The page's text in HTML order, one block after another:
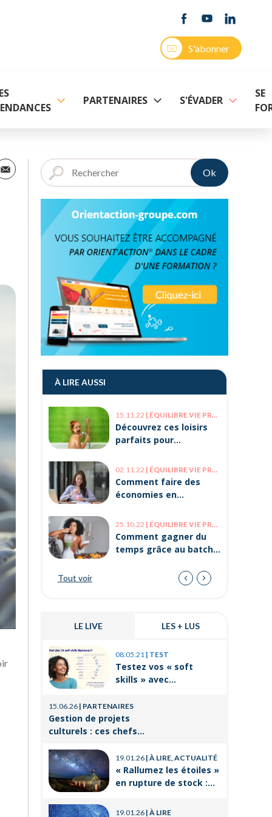
S'abonner
PARTENAIRES S'ÉVADER
SE
Ok
À LIRE AUSSI
15.11.22 | ÉQUILIBRE VIE PRO / VIE PERSO
Découvrez ces loisirs
parfaits pour
travail !
02.11.22 | ÉQUILIBRE VIE PRO / VIE PERSO
Comment faire des
économies en
organisation ?
25.10.22 | ÉQUILIBRE VIE PRO / VIE PERSO
Comment gagner du
temps grâce au batch
Tout voir
LE LIVE LES + LUS
08.05.21 | TEST
Testez vos « soft
skills » avec
15.06.26 | PARTENAIRES
Gestion de projets
culturels : ces chefs
qui font vivre la culture
19.01.26 | À LIRE, ACTUALITÉ
« Rallumez les étoiles »
en rupture de stock :
d’Emeric Lebreton dès
19.01.26 | À LIRE